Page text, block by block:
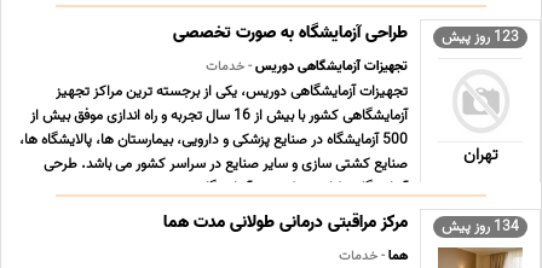
123 روز پیش
تهران
طراحی آزمایشگاه به صورت تخصصی
تجهیزات آزمایشگاهی دوریس- خدمات
تجهیزات آزمایشگاهی دوریس، یکی از برجسته ترین مراکز تجهیز
آزمایشگاهی کشور با بیش از 16 سال تجربه و راه اندازی موفق بیش از
500 آزمایشگاه در صنایع پزشکی و دارویی، بیمارستان ها، پالایشگاه ها،
صنایع کشتی سازی و سایر صنایع در سراسر کشور می باشد. طرحی
آزمایشگاه، طراهی سکوبندی آزمایشگاهی ... ...
134 روز پیش مرکز مراقبتی درمانی طولانی مدت هما
هما- خدمات